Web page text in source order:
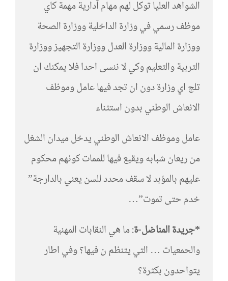
الشواهد العليا توكل لهم مهام آدارية مهمة كاي
موظف رسمي في وزارة الداخلية ووزارة الصحة
ووزارة المالية ووزارة العدل ووزارة التجهيز ووزارة
التربية والتعليم وكي لا ننسى احدا فلا يمكنك ان
تلج اي وزارة دون ان تجد فيها عامل وموظف
الانعاش الوطني بدون استثناء
عامل وموظف الانعاش الوطني يدخل ميدان الشغل
من ريعان شبابه ويقبع فيها للممات كونهم محكوم
عليهم بالمؤبد لا سقف محدد للسن يعني بالدارجة”
خدم حتى تموت”…
*جريدة المناضل-ة: ما هي النقابات المهنية
والحمعيات … التي يتنظم ن فيها؟ وفي اطار
يتواحدون بكثرة؟